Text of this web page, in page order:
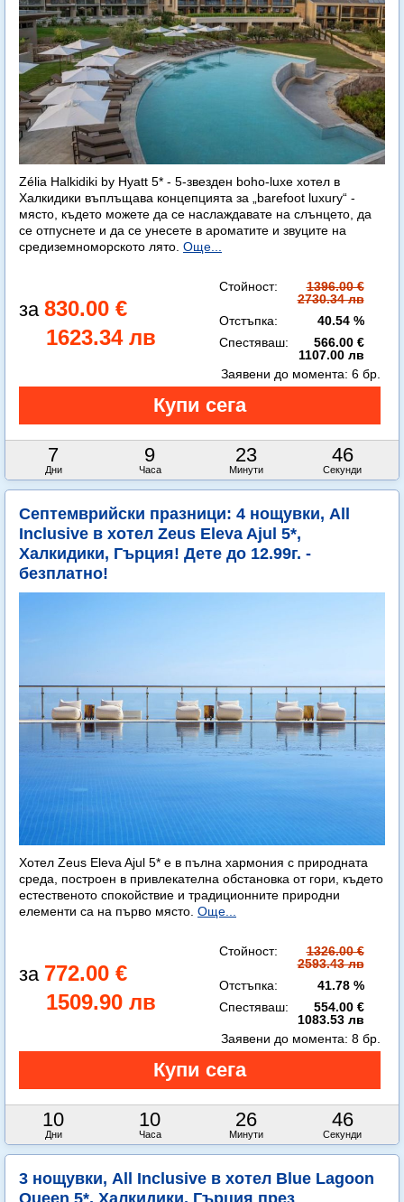
Zélia Halkidiki by Hyatt 5* - 5-звезден boho-luxe хотел в
Халкидики въплъщава концепцията за „barefoot luxury“ -
място, където можете да се наслаждавате на слънцето, да
се отпуснете и да се унесете в ароматите и звуците на
средиземноморското лято. Още...
830.00 €
1623.34 лв
Стойност:
1396.00 €
2730.34 лв
Отстъпка:
40.54 %
Спестяваш:
566.00 €
1107.00 лв
7
Дни
9
Часа
23
Минути
45
Секунди
Заявени до момента: 6 бр.
Септемврийски празници: 4 нощувки, All
Inclusive в хотел Zeus Eleva Ajul 5*,
Халкидики, Гърция! Дете до 12.99г. -
безплатно!
Хотел Zeus Eleva Ajul 5* е в пълна хармония с природната
среда, построен в привлекателна обстановка от гори, където
естественото спокойствие и традиционните природни
елементи са на първо място. Още...
772.00 €
1509.90 лв
Стойност:
1326.00 €
2593.43 лв
Отстъпка:
41.78 %
Спестяваш:
554.00 €
1083.53 лв
10
Дни
10
Часа
26
Минути
45
Секунди
Заявени до момента: 8 бр.
3 нощувки, All Inclusive в хотел Blue Lagoon
Queen 5*, Халкидики, Гърция през